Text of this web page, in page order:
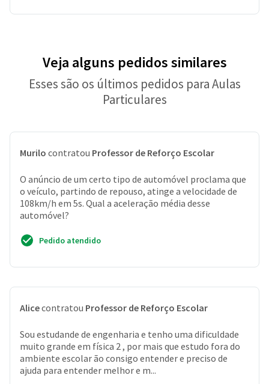
Veja alguns pedidos similares
Esses são os últimos pedidos para Aulas
Particulares
Murilo contratou Professor de Reforço Escolar
O anúncio de um certo tipo de automóvel proclama que
o veículo, partindo de repouso, atinge a velocidade de
108km/h em 5s. Qual a aceleração média desse
automóvel?
Pedido atendido
Alicecontratou Professor de Reforço Escolar
Sou estudande de engenharia e tenho uma dificuldade
muito grande em física 2 , por mais que estudo fora do
ambiente escolar ão consigo entender e preciso de
ajuda para entender melhor e m...